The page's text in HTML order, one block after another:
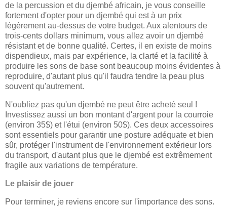
de la percussion et du djembé africain, je vous conseille
fortement d'opter pour un djembé qui est à un prix
légèrement au-dessus de votre budget. Aux alentours de
trois-cents dollars minimum, vous allez avoir un djembé
résistant et de bonne qualité. Certes, il en existe de moins
dispendieux, mais par expérience, la clarté et la facilité à
produire les sons de base sont beaucoup moins évidentes à
reproduire, d'autant plus qu'il faudra tendre la peau plus
souvent qu'autrement.
N'oubliez pas qu'un djembé ne peut être acheté seul !
Investissez aussi un bon montant d'argent pour la courroie
(environ 35$) et l'étui (environ 50$). Ces deux accessoires
sont essentiels pour garantir une posture adéquate et bien
sûr, protéger l'instrument de l'environnement extérieur lors
du transport, d'autant plus que le djembé est extrêmement
fragile aux variations de température.
Le plaisir de jouer
Pour terminer, je reviens encore sur l'importance des sons.